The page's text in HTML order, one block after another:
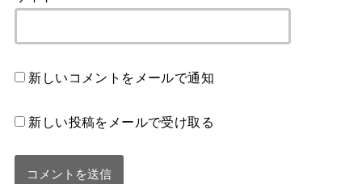
新しいコメントをメールで通知
新しい投稿をメールで受け取る